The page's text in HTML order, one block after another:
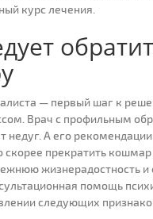
курс лечения.
— первый шаг к
Врач с профильным
недуг. А его
прекратить кошмар
жизнерадостность
помощь
следующих